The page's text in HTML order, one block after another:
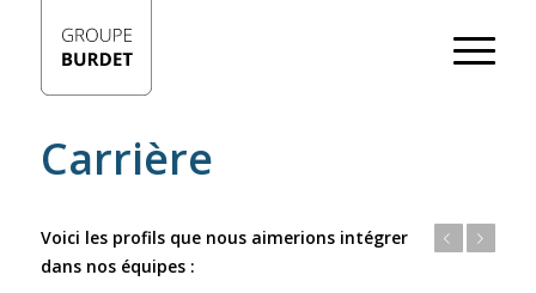
Carrière
Voici les profils que nous aimerions intégrer
dans nos équipes :
PrécédentSuivant